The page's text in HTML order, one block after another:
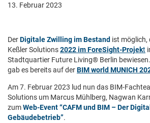
13. Februar 2023
DerDigitale Zwilling im Bestand ist möglich,
Keßler Solutions2022 im ForeSight-Projekt
Stadtquartier Future Living® Berlin bewiese
gab es bereits auf derBIM world MUNICH
Am 7. Februar 2023 lud nun das BIM-
Solutions um Marcus Mühlberg, Nagwan
zumWeb-Event “CAFM und BIM – Der
Gebäudebetrieb”.